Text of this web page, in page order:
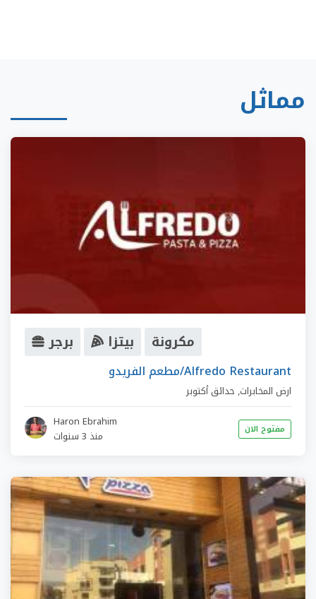
مماثل
برجر بيتزا مكرونة
مطعم الفريدو/Alfredo Restaurant
ارض المخابرات, حدائق أكتوبر
Haron Ebrahim
منذ 3 سنوات
مفتوح الان